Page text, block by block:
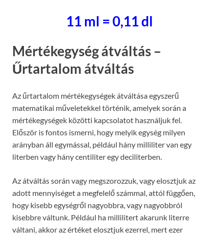
11 ml = 0,11 dl
Mértékegység átváltás –
Űrtartalom átváltás
Az űrtartalom mértékegységek átváltása egyszerű
matematikai műveletekkel történik, amelyek során a
mértékegységek közötti kapcsolatot használjuk fel.
Először is fontos ismerni, hogy melyik egység milyen
arányban áll egymással, például hány milliliter van egy
literben vagy hány centiliter egy deciliterben.
Az átváltás során vagy megszorozzuk, vagy elosztjuk az
adott mennyiséget a megfelelő számmal, attól függően,
hogy kisebb egységről nagyobbra, vagy nagyobbról
kisebbre váltunk. Például ha millilitert akarunk literre
váltani, akkor az értéket elosztjuk ezerrel, mert ezer